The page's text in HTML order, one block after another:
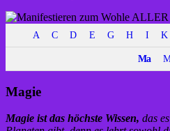
A C D E G H I K
Ma
Magie
Magie ist das höchste Wissen, das